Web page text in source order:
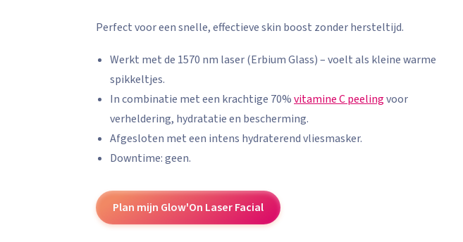
Perfect voor een snelle, effectieve skin boost zonder hersteltijd.
Werkt met de 1570 nm laser (Erbium Glass) – voelt als kleine warme
spikkeltjes.
In combinatie met een krachtige 70%vitamine C peelingvoor
verheldering, hydratatie en bescherming.
Afgesloten met een intens hydraterend vliesmasker.
Downtime: geen.
Plan mijn Glow'On Laser Facial